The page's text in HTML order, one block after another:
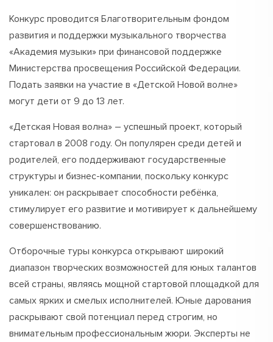
Конкурс проводится Благотворительным фондом
развития и поддержки музыкального творчества
«Академия музыки» при финансовой поддержке
Министерства просвещения Российской Федерации.
Подать заявки на участие в «Детской Новой волне»
могут дети от 9 до 13 лет.
«Детская Новая волна» – успешный проект, который
стартовал в 2008 году. Он популярен среди детей и
родителей, его поддерживают государственные
структуры и бизнес-компании, поскольку конкурс
уникален: он раскрывает способности ребёнка,
стимулирует его развитие и мотивирует к дальнейшему
совершенствованию.
Отборочные туры конкурса открывают широкий
диапазон творческих возможностей для юных талантов
всей страны, являясь мощной стартовой площадкой для
самых ярких и смелых исполнителей. Юные дарования
раскрывают свой потенциал перед строгим, но
внимательным профессиональным жюри. Эксперты не